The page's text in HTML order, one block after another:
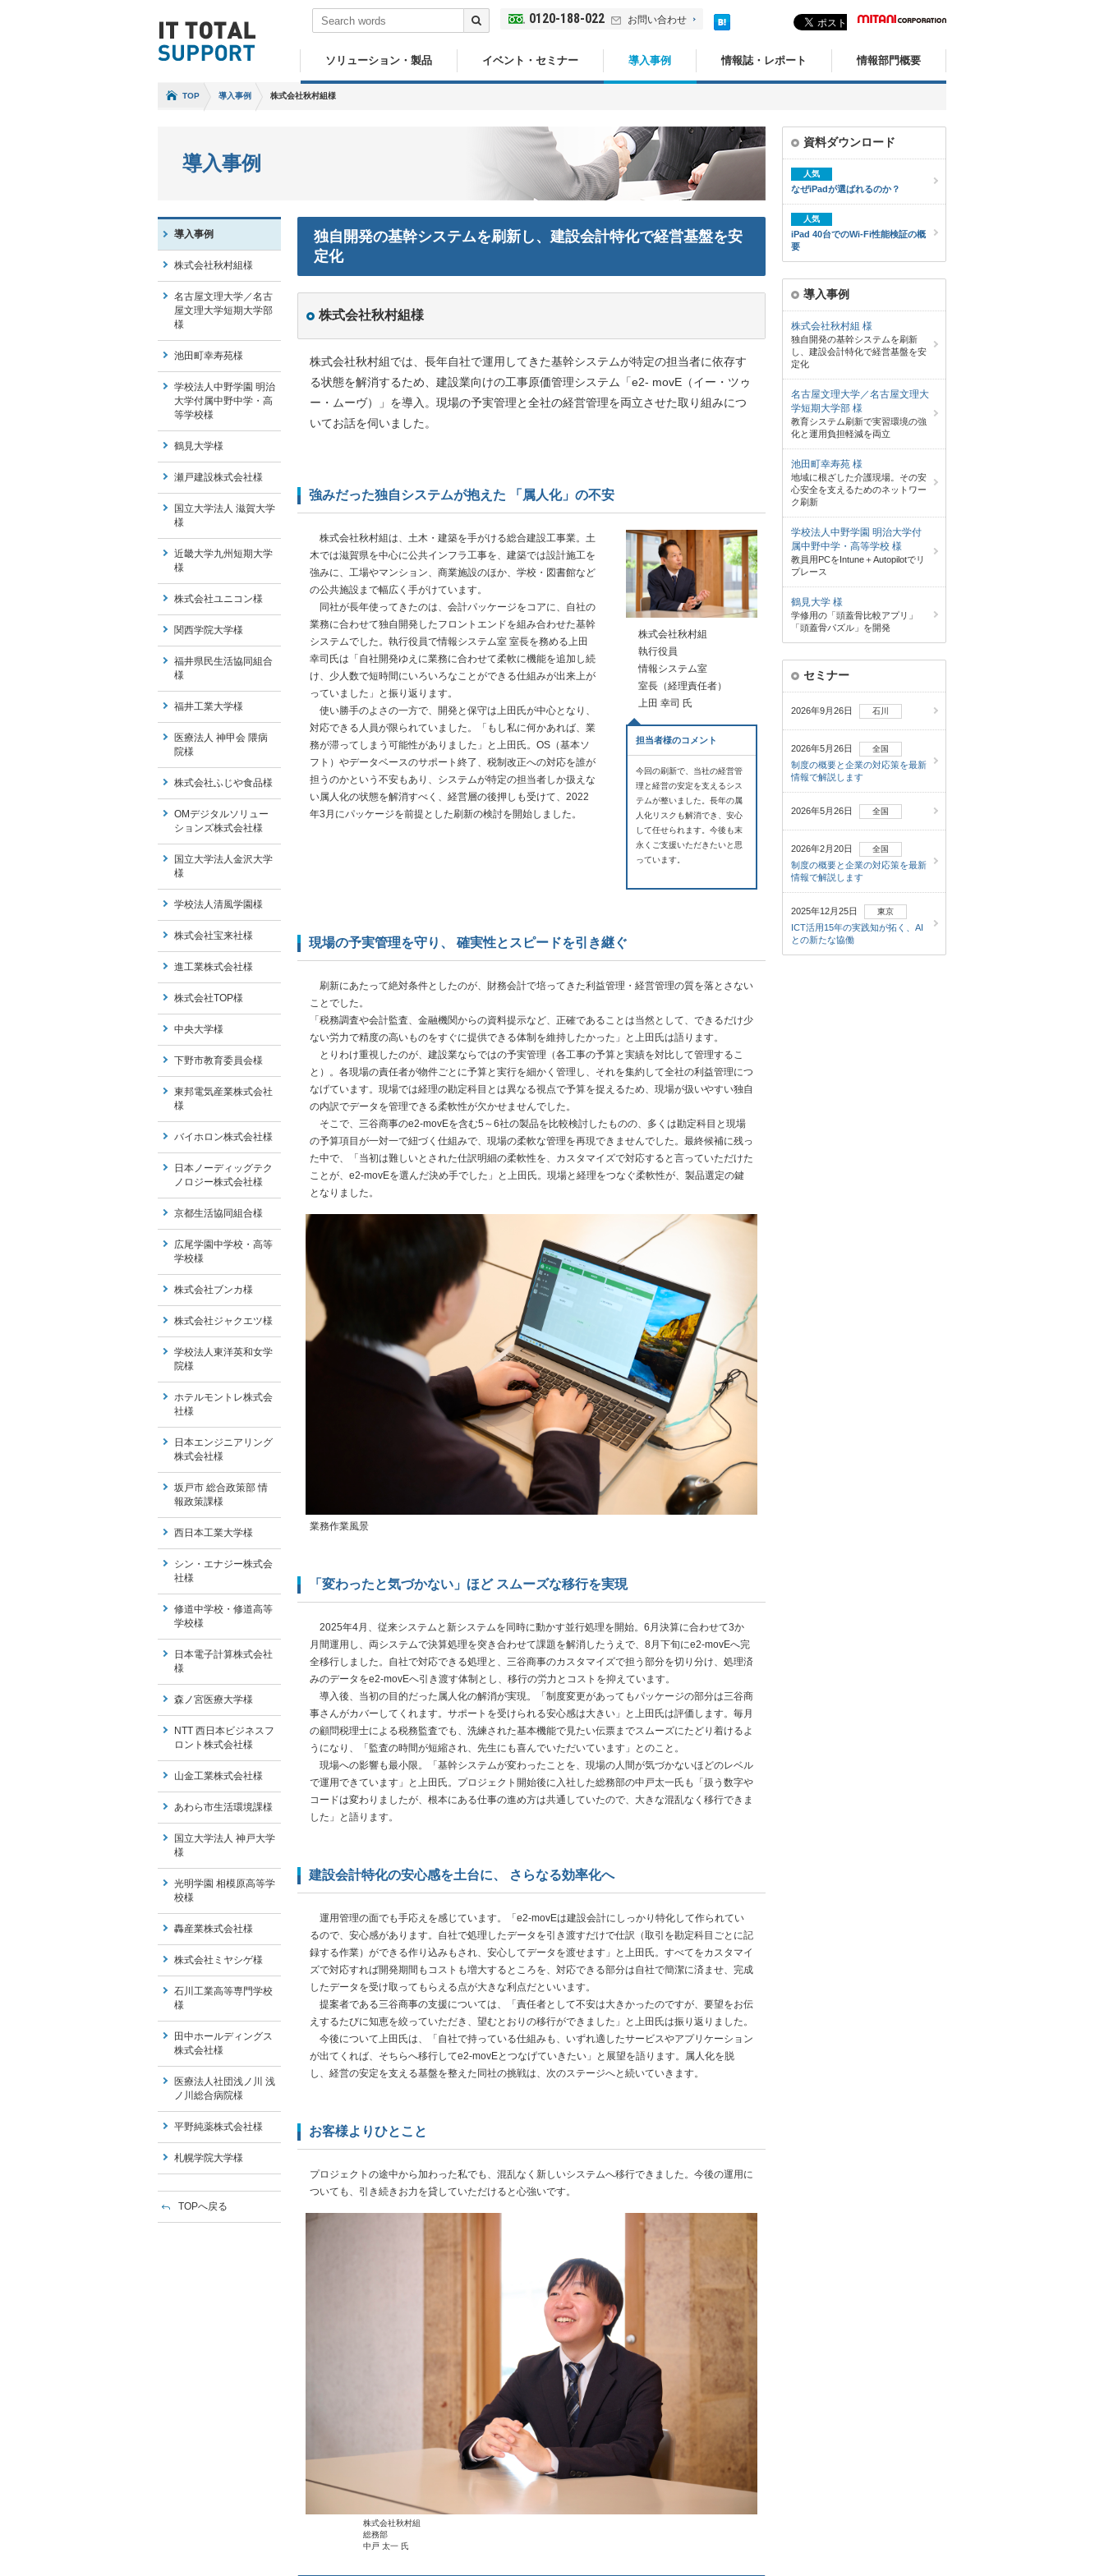
0120-188-022 お問い合わせ
ソリューション・製品 イベント・セミナー 導入事例 情報誌・レポート 情報部門概要
TOP 導入事例 株式会社秋村組様
導入事例
独自開発の基幹システムを刷新し、建設会計特化で経営基盤を安
定化
株式会社秋村組様
株式会社秋村組では、長年自社で運用してきた基幹システムが特定の担当者に依存す
る状態を解消するため、建設業向けの工事原価管理システム「e2- movE（イー・ツゥ
ー・ムーヴ）」を導入。現場の予実管理と全社の経営管理を両立させた取り組みにつ
いてお話を伺いました。
強みだった独自システムが抱えた 「属人化」の不安
株式会社秋村組は、土木・建築を手がける総合建設工事業。土
木では滋賀県を中心に公共インフラ工事を、建築では設計施工を
強みに、工場やマンション、商業施設のほか、学校・図書館など
の公共施設まで幅広く手がけています。
同社が長年使ってきたのは、会計パッケージをコアに、自社の
業務に合わせて独自開発したフロントエンドを組み合わせた基幹
システムでした。執行役員で情報システム室 室長を務める上田
幸司氏は「自社開発ゆえに業務に合わせて柔軟に機能を追加し続
け、少人数で短時間にいろいろなことができる仕組みが出来上が
っていました」と振り返ります。
使い勝手のよさの一方で、開発と保守は上田氏が中心となり、
対応できる人員が限られていました。「もし私に何かあれば、業
務が滞ってしまう可能性がありました」と上田氏。OS（基本ソ
フト）やデータベースのサポート終了、税制改正への対応を誰が
担うのかという不安もあり、システムが特定の担当者しか扱えな
い属人化の状態を解消すべく、経営層の後押しも受けて、2022
年3月にパッケージを前提とした刷新の検討を開始しました。
株式会社秋村組
執行役員
情報システム室
室長（経理責任者）
上田 幸司 氏
担当者様のコメント
今回の刷新で、当社の経営管
理と経営の安定を支えるシス
テムが整いました。長年の属
人化リスクも解消でき、安心
して任せられます。今後も末
永くご支援いただきたいと思
っています。
現場の予実管理を守り、 確実性とスピードを引き継ぐ
刷新にあたって絶対条件としたのが、財務会計で培ってきた利益管理・経営管理の質を落とさない
ことでした。
「税務調査や会計監査、金融機関からの資料提示など、正確であることは当然として、できるだけ少
ない労力で精度の高いものをすぐに提供できる体制を維持したかった」と上田氏は語ります。
とりわけ重視したのが、建設業ならではの予実管理（各工事の予算と実績を対比して管理するこ
と）。各現場の責任者が物件ごとに予算と実行を細かく管理し、それを集約して全社の利益管理につ
なげています。現場では経理の勘定科目とは異なる視点で予算を捉えるため、現場が扱いやすい独自
の内訳でデータを管理できる柔軟性が欠かせませんでした。
そこで、三谷商事のe2-movEを含む5～6社の製品を比較検討したものの、多くは勘定科目と現場
の予算項目が一対一で紐づく仕組みで、現場の柔軟な管理を再現できませんでした。最終候補に残っ
た中で、「当初は難しいとされた仕訳明細の柔軟性を、カスタマイズで対応すると言っていただけた
ことが、e2-movEを選んだ決め手でした」と上田氏。現場と経理をつなぐ柔軟性が、製品選定の鍵
となりました。
業務作業風景
「変わったと気づかない」ほど スムーズな移行を実現
2025年4月、従来システムと新システムを同時に動かす並行処理を開始。6月決算に合わせて3か
月間運用し、両システムで決算処理を突き合わせて課題を解消したうえで、8月下旬にe2-movEへ完
全移行しました。自社で対応できる処理と、三谷商事のカスタマイズで担う部分を切り分け、処理済
みのデータをe2-movEへ引き渡す体制とし、移行の労力とコストを抑えています。
導入後、当初の目的だった属人化の解消が実現。「制度変更があってもパッケージの部分は三谷商
事さんがカバーしてくれます。サポートを受けられる安心感は大きい」と上田氏は評価します。毎月
の顧問税理士による税務監査でも、洗練された基本機能で見たい伝票までスムーズにたどり着けるよ
うになり、「監査の時間が短縮され、先生にも喜んでいただいています」とのこと。
現場への影響も最小限。「基幹システムが変わったことを、現場の人間が気づかないほどのレベル
で運用できています」と上田氏。プロジェクト開始後に入社した総務部の中戸太一氏も「扱う数字や
コードは変わりましたが、根本にある仕事の進め方は共通していたので、大きな混乱なく移行できま
した」と語ります。
建設会計特化の安心感を土台に、 さらなる効率化へ
運用管理の面でも手応えを感じています。「e2-movEは建設会計にしっかり特化して作られてい
るので、安心感があります。自社で処理したデータを引き渡すだけで仕訳（取引を勘定科目ごとに記
録する作業）ができる作り込みもされ、安心してデータを渡せます」と上田氏。すべてをカスタマイ
ズで対応すれば開発期間もコストも増大するところを、対応できる部分は自社で簡潔に済ませ、完成
したデータを受け取ってもらえる点が大きな利点だといいます。
提案者である三谷商事の支援については、「責任者として不安は大きかったのですが、要望をお伝
えするたびに知恵を絞っていただき、望むとおりの移行ができました」と上田氏は振り返りました。
今後について上田氏は、「自社で持っている仕組みも、いずれ適したサービスやアプリケーション
が出てくれば、そちらへ移行してe2-movEとつなげていきたい」と展望を語ります。属人化を脱
し、経営の安定を支える基盤を整えた同社の挑戦は、次のステージへと続いていきます。
お客様よりひとこと
プロジェクトの途中から加わった私でも、混乱なく新しいシステムへ移行できました。今後の運用に
ついても、引き続きお力を貸していただけると心強いです。
株式会社秋村組
総務部
中戸 太一 氏
導入事例
株式会社秋村組様
名古屋文理大学／名古
屋文理大学短期大学部
様
池田町幸寿苑様
学校法人中野学園 明治
大学付属中野中学・高
等学校様
鶴見大学様
瀬戸建設株式会社様
国立大学法人 滋賀大学
様
近畿大学九州短期大学
様
株式会社ユニコン様
関西学院大学様
福井県民生活協同組合
様
福井工業大学様
医療法人 神甲会 隈病
院様
株式会社ふじや食品様
OMデジタルソリュー
ションズ株式会社様
国立大学法人金沢大学
様
学校法人清風学園様
株式会社宝来社様
進工業株式会社様
株式会社TOP様
中央大学様
下野市教育委員会様
東邦電気産業株式会社
様
バイホロン株式会社様
日本ノーディッグテク
ノロジー株式会社様
京都生活協同組合様
広尾学園中学校・高等
学校様
株式会社ブンカ様
株式会社ジャクエツ様
学校法人東洋英和女学
院様
ホテルモントレ株式会
社様
日本エンジニアリング
株式会社様
坂戸市 総合政策部 情
報政策課様
西日本工業大学様
シン・エナジー株式会
社様
修道中学校・修道高等
学校様
日本電子計算株式会社
様
森ノ宮医療大学様
NTT 西日本ビジネスフ
ロント株式会社様
山金工業株式会社様
あわら市生活環境課様
国立大学法人 神戸大学
様
光明学園 相模原高等学
校様
轟産業株式会社様
株式会社ミヤシゲ様
石川工業高等専門学校
様
田中ホールディングス
株式会社様
医療法人社団浅ノ川 浅
ノ川総合病院様
平野純薬株式会社様
札幌学院大学様
TOPへ戻る
資料ダウンロード
人気
なぜiPadが選ばれるのか？
人気
iPad 40台でのWi-Fi性能検証の概
要
導入事例
株式会社秋村組 様
独自開発の基幹システムを刷新
し、建設会計特化で経営基盤を安
定化
名古屋文理大学／名古屋文理大
学短期大学部 様
教育システム刷新で実習環境の強
化と運用負担軽減を両立
池田町幸寿苑 様
地域に根ざした介護現場。その安
心安全を支えるためのネットワー
ク刷新
学校法人中野学園 明治大学付
属中野中学・高等学校 様
教員用PCをIntune＋Autopilotでリ
プレース
鶴見大学 様
学修用の「頭蓋骨比較アプリ」
「頭蓋骨パズル」を開発
セミナー
2026年9月26日 石川
2026年5月26日 全国
制度の概要と企業の対応策を最新
情報で解説します
2026年5月26日 全国
2026年2月20日 全国
制度の概要と企業の対応策を最新
情報で解説します
2025年12月25日 東京
ICT活用15年の実践知が拓く、AI
との新たな協働